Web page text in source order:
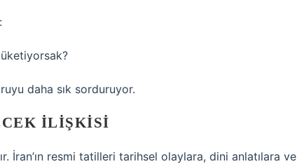
daha sık sorduruyor.
İLIŞKISI
İran’ın resmi tatilleri tarihsel olaylara, dini anlatılara ve